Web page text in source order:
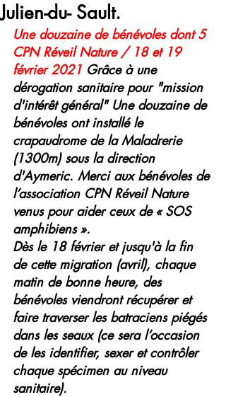
Julien-du- Sault.
Une douzaine de bénévoles dont 5
CPN Réveil Nature / 18 et 19
février 2021 Grâce à une
dérogation sanitaire pour "mission
d'intérêt général" Une douzaine de
bénévoles ont installé le
crapaudrome de la Maladrerie
(1300m) sous la direction
d'Aymeric. Merci aux bénévoles de
l’association CPN Réveil Nature
venus pour aider ceux de « SOS
amphibiens ».
Dès le 18 février et jusqu'à la fin
de cette migration (avril), chaque
matin de bonne heure, des
bénévoles viendront récupérer et
faire traverser les batraciens piégés
dans les seaux (ce sera l’occasion
de les identifier, sexer et contrôler
chaque spécimen au niveau
sanitaire).